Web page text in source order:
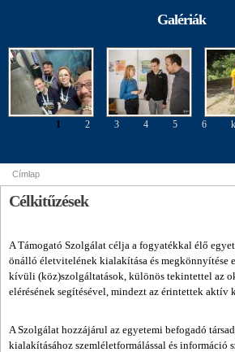
képekben
Galériák
1 2 3 4 5 6
Jelenlegi hely
Címlap
Célkitűzések
A Támogató Szolgálat célja a fogyatékkal élő
önálló életvitelének kialakítása és megkönnyítése
kívüli (köz)szolgáltatások, különös tekintettel az
elérésének segítésével, mindezt az érintettek aktív
A Szolgálat hozzájárul az egyetemi befogadó
kialakításához szemléletformálással és információ